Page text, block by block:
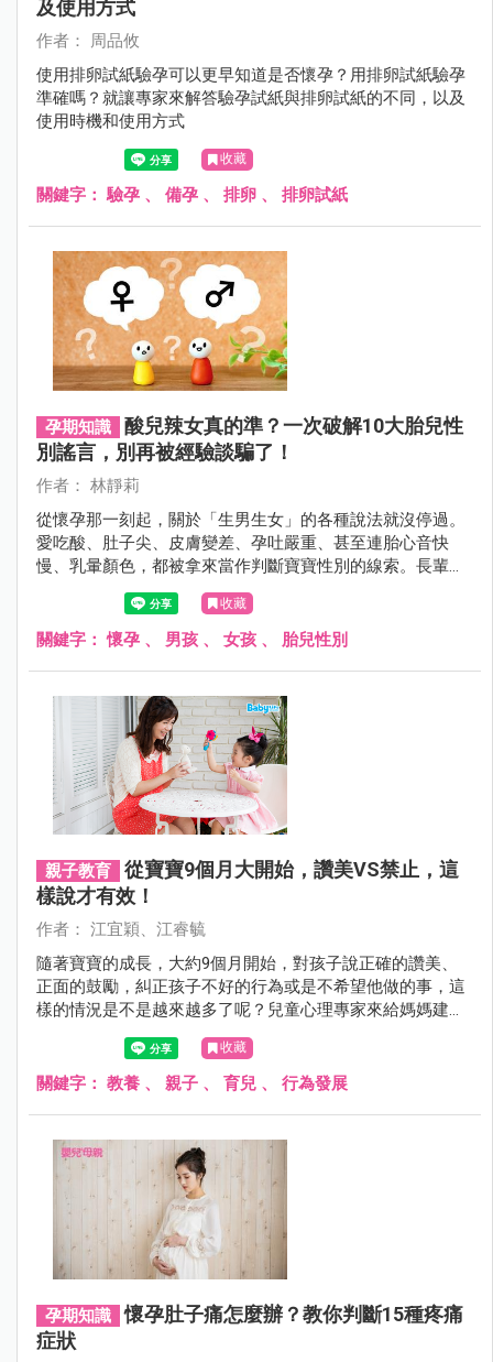
及使用方式
作者： 周品攸
使用排卵試紙驗孕可以更早知道是否懷孕？用排卵試紙驗孕
準確嗎？就讓專家來解答驗孕試紙與排卵試紙的不同，以及
使用時機和使用方式
收藏
關鍵字：驗孕 、 備孕 、 排卵 、 排卵試紙
孕期知識
酸兒辣女真的準？一次破解10大胎兒性
別謠言，別再被經驗談騙了！
作者： 林靜莉
從懷孕那一刻起，關於「生男生女」的各種說法就沒停過。
愛吃酸、肚子尖、皮膚變差、孕吐嚴重、甚至連胎心音快
慢、乳暈顏色，都被拿來當作判斷寶寶性別的線索。長輩說
得信誓旦旦，網路經驗談更是傳得沸沸揚揚，讓不少準爸媽
一邊期待、一邊又忍不住猜測。
收藏
關鍵字：懷孕 、 男孩 、 女孩 、 胎兒性別
親子教育
從寶寶9個月大開始，讚美VS禁止，這
樣說才有效！
作者： 江宜穎、江睿毓
隨著寶寶的成長，大約9個月開始，對孩子說正確的讚美、
正面的鼓勵，糾正孩子不好的行為或是不希望他做的事，這
樣的情況是不是越來越多了呢？兒童心理專家來給媽媽建
議，用正確的方式傳達鼓勵與糾正，解決媽媽們的煩惱。重
點在於同理心了解孩子的感受，比什麼都重要！
收藏
關鍵字： 教養 、 親子 、 育兒 、 行為發展
孕期知識
懷孕肚子痛怎麼辦？教你判斷15種疼痛
症狀